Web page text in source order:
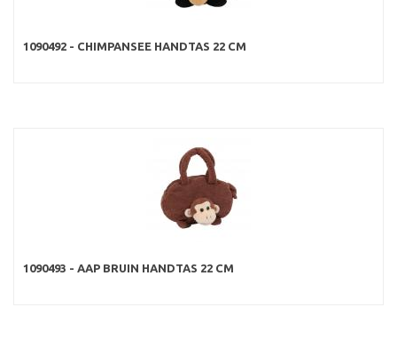
1090492 - CHIMPANSEE HANDTAS 22 CM
1090493 - AAP BRUIN HANDTAS 22 CM